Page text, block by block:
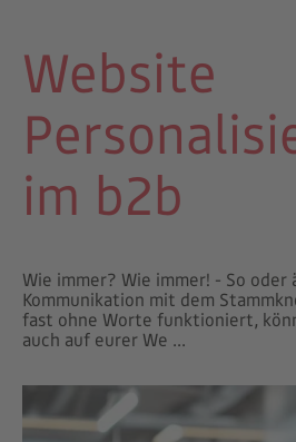
Website
im b2b
Wie immer? Wie immer! - So
Kommunikation mit dem
fast ohne Worte funktioniert,
auch auf eurer We ...